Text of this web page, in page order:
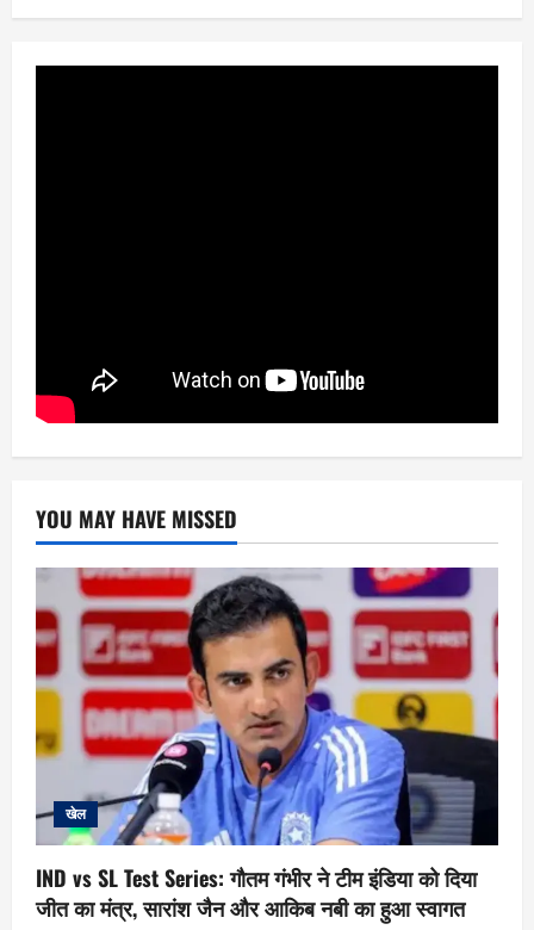
YOU MAY HAVE MISSED
खेल
IND vs SL Test Series: गौतम गंभीर ने टीम इंडिया को दिया
जीत का मंत्र, सारांश जैन और आकिब नबी का हुआ स्वागत